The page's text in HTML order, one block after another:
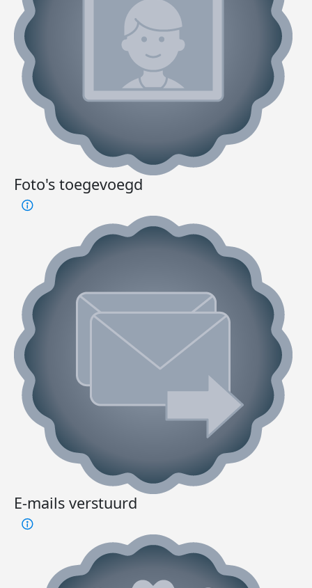
Foto's toegevoegd
E-mails verstuurd